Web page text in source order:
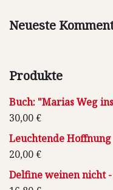
Neueste
Produkte
Buch: "Marias Weg
30,00 €
Leuchtende Hoffnung
20,00 €
Delfine weinen nicht